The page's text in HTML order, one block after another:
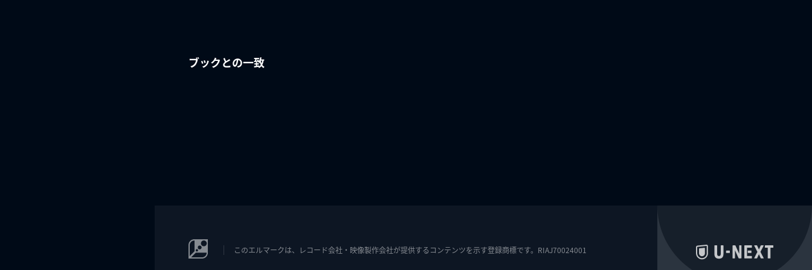
ブックとの一致
このエルマークは、レコード会社・映像製作会社が提供するコンテンツを示す登録商標です。RIAJ70024001